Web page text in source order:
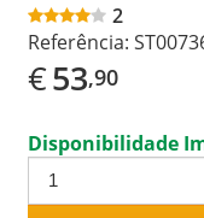
2
Referência:
€53,90
Disponibilidade